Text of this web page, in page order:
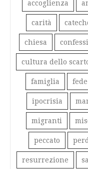
accoglienza
carità
chiesa
cultura dello
famiglia fede
ipocrisia
migranti
peccato
resurrezione